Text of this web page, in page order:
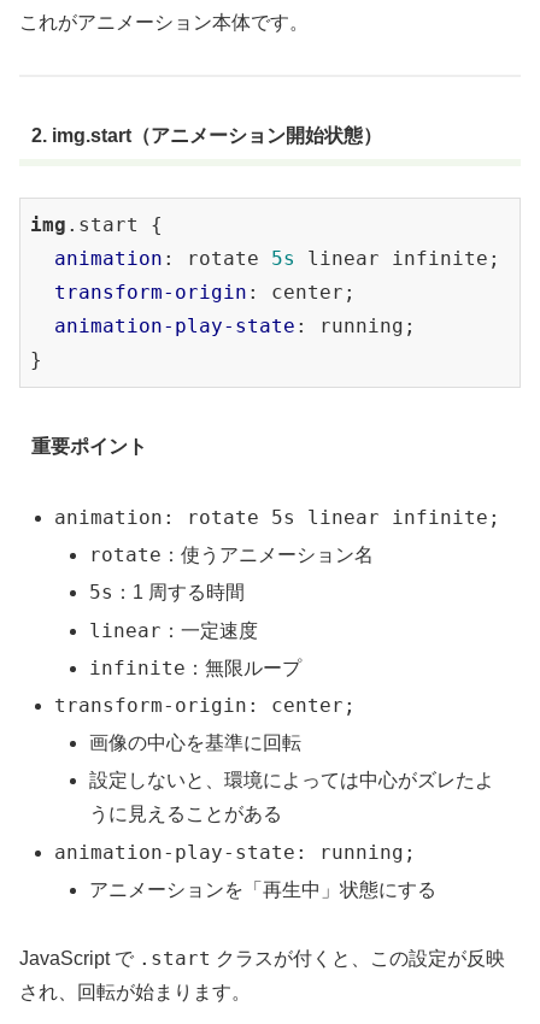
animation : rotate 5s
animation-play-state
これがアニメーション本体です。
2. img.start（アニメーション開始状態）
img .start
{
animation : rotate 5s
linear infinite;
transform-origin : center;
animation-play-state : running;
重要ポイント
animation: rotate 5s linear infinite;
rotate ：使うアニメーション名
5s ：1 周する時間
linear ：一定速度
infinite ：無限ループ
transform-origin: center;
画像の中心を基準に回転
設定しないと、環境によっては中心がズレたよ
うに見えることがある
animation-play-state: running;
アニメーションを「再生中」状態にする
JavaScript で .start クラスが付くと、この設定が反映
され、回転が始まります。